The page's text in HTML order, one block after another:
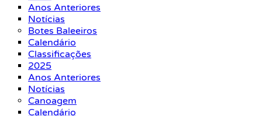
Anos Anteriores
Notícias
Botes Baleeiros
Calendário
Classificações
2025
Anos Anteriores
Notícias
Canoagem
Calendário